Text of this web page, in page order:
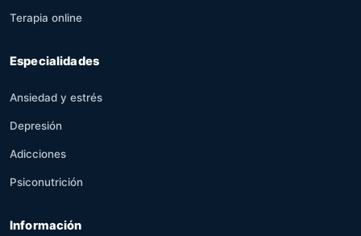
Terapia online
Especialidades
Ansiedad y estrés
Depresión
Adicciones
Psiconutrición
Información